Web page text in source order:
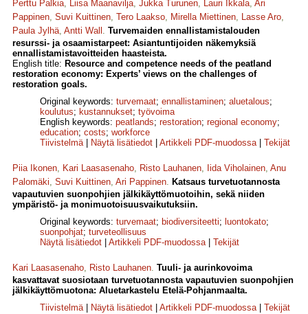
Perttu Palkia, Liisa Maanavilja, Jukka Turunen, Lauri Ikkala, Ari
Pappinen, Suvi Kuittinen, Tero Laakso, Mirella Miettinen, Lasse Aro,
Paula Jylhä, Antti Wall . Turvemaiden ennallistamistalouden
resurssi- ja osaamistarpeet: Asiantuntijoiden näkemyksiä
ennallistamistavoitteiden haasteista.
English title: Resource and competence needs of the peatland
restoration economy: Experts’ views on the challenges of
restoration goals.
Original keywords: turvemaat; ennallistaminen; aluetalous;
koulutus; kustannukset; työvoima
English keywords: peatlands; restoration; regional economy;
education; costs; workforce
Tiivistelmä| Näytä lisätiedot Artikkeli PDF-muodossa| Tekijät
Piia Ikonen, Kari Laasasenaho, Risto Lauhanen, Iida Viholainen, Anu
Palomäki, Suvi Kuittinen, Ari Pappinen. Katsaus turvetuotannosta
vapautuvien suonpohjien jälkikäyttömuotoihin, sekä niiden
ympäristö- ja monimuotoisuusvaikutuksiin.
Original keywords: turvemaat; biodiversiteetti; luontokato;
suonpohjat; turveteollisuus
Näytä lisätiedot
Artikkeli PDF-muodossa| Tekijät
Kari Laasasenaho, Risto Lauhanen. Tuuli- ja aurinkovoima
kasvattavat suosiotaan turvetuotannosta vapautuvien suonpohjien
jälki­käyttömuotona: Aluetarkastelu Etelä-Pohjanmaalta.
Tiivistelmä| Näytä lisätiedot Artikkeli PDF-muodossa| Tekijät